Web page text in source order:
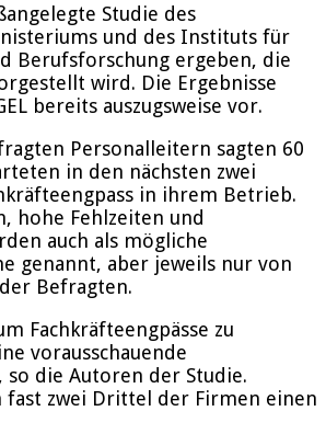
Studie des
und des Instituts für
Berufsforschung ergeben, die
wird. Die Ergebnisse
bereits auszugsweise vor.
Personalleitern sagten 60
in den nächsten zwei
in ihrem Betrieb.
hohe Fehlzeiten und
auch als mögliche
genannt, aber jeweils nur von
Befragten.
Fachkräfteengpässe zu
vorausschauende
so die Autoren der Studie.
fast zwei Drittel der Firmen einen